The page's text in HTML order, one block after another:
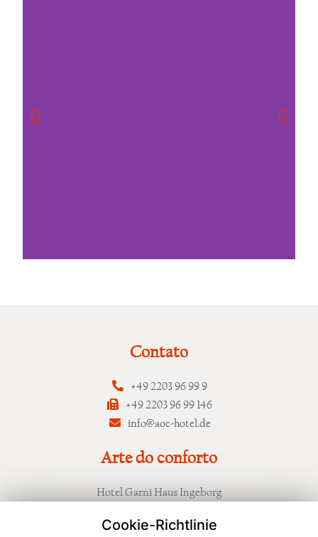
Contato
+49 2203 96 99 9
+49 2203 96 99 146
info@aoc-hotel.de
Arte do conforto
Hotel Garni Haus Ingeborg
D-51147 Colônia (Porz-Wahnheide)
Cookie-Richtlinie